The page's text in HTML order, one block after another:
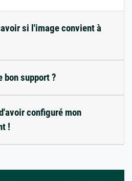
si l'image convient à
bon support ?
configuré mon
!